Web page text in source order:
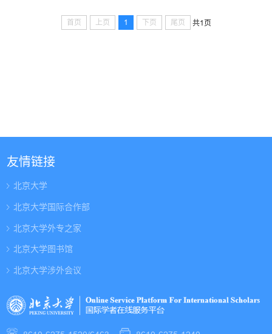
首页 上页 1 下页 尾页 共1页
友情链接
北京大学
北京大学国际合作部
北京大学外专之家
北京大学图书馆
北京大学涉外会议